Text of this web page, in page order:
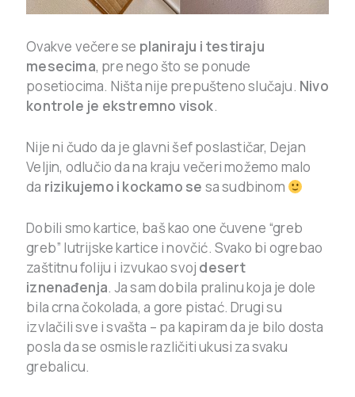
Ovakve večere se planiraju i testiraju
mesecima, pre nego što se ponude
posetiocima. Ništa nije prepušteno slučaju. Nivo
kontrole je ekstremno visok.
Nije ni čudo da je glavni šef poslastičar, Dejan
Veljin, odlučio da na kraju večeri možemo malo
da rizikujemo i kockamo se sa sudbinom
Dobili smo kartice, baš kao one čuvene “greb
greb” lutrijske kartice i novčić. Svako bi ogrebao
zaštitnu foliju i izvukao svoj desert
iznenađenja. Ja sam dobila pralinu koja je dole
bila crna čokolada, a gore pistać. Drugi su
izvlačili sve i svašta – pa kapiram da je bilo dosta
posla da se osmisle različiti ukusi za svaku
grebalicu.